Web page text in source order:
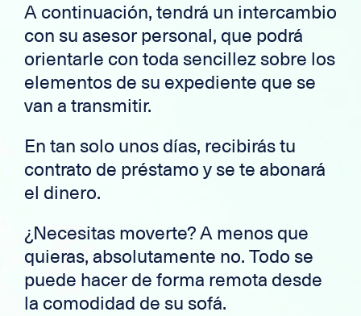
A continuación, tendrá un intercambio
con su asesor personal, que podrá
orientarle con toda sencillez sobre los
elementos de su expediente que se
van a transmitir.
En tan solo unos días, recibirás tu
contrato de préstamo y se te abonará
el dinero.
¿Necesitas moverte? A menos que
quieras, absolutamente no. Todo se
puede hacer de forma remota desde
la comodidad de su sofá.